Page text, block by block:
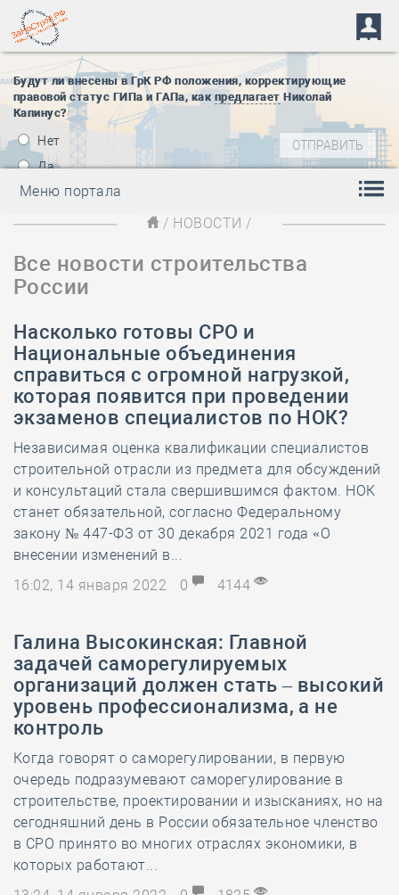
Будут ли внесены в ГрК РФ положения, корректирующие
правовой статус ГИПа и ГАПа, как предлагает Николай
Капинус?
Нет
Да
Меню портала
/ НОВОСТИ /
Все новости строительства
России
Насколько готовы СРО и
Национальные объединения
справиться с огромной нагрузкой,
которая появится при проведении
экзаменов специалистов по НОК?
Независимая оценка квалификации специалистов
строительной отрасли из предмета для обсуждений
и консультаций стала свершившимся фактом. НОК
станет обязательной, согласно Федеральному
закону № 447-ФЗ от 30 декабря 2021 года «О
внесении изменений в...
16:02, 14 января 2022
0 4144
Галина Высокинская: Главной
задачей саморегулируемых
организаций должен стать – высокий
уровень профессионализма, а не
контроль
Когда говорят о саморегулировании, в первую
очередь подразумевают саморегулирование в
строительстве, проектировании и изысканиях, но на
сегодняшний день в России обязательное членство
в СРО принято во многих отраслях экономики, в
которых работают...